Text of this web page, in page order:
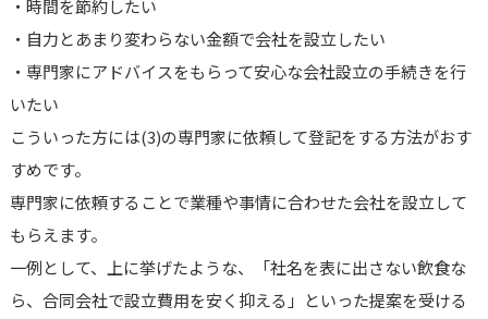
・時間を節約したい
・自力とあまり変わらない金額で会社を設立したい
・専門家にアドバイスをもらって安心な会社設立の手続きを行
いたい
こういった方には(3)の専門家に依頼して登記をする方法がおす
すめです。
専門家に依頼することで業種や事情に合わせた会社を設立して
もらえます。
一例として、上に挙げたような、「社名を表に出さない飲食な
ら、合同会社で設立費用を安く抑える」といった提案を受ける